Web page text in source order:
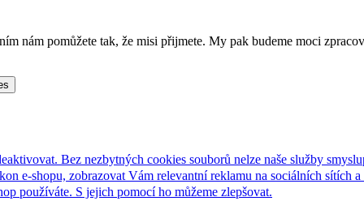
nám pomůžete tak, že misi přijmete. My pak budeme moci
Bez nezbytných cookies souborů nelze naše služby
e-shopu, zobrazovat Vám relevantní reklamu na sociálních sítích
používáte. S jejich pomocí ho můžeme zlepšovat.